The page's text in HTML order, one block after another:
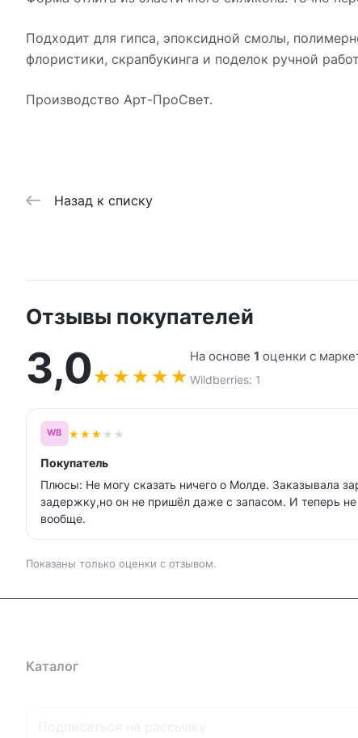
Подходит для гипса, эпоксидной смолы,
флористики, скрапбукинга и поделок ручной
Производство Арт-ПроСвет.
Назад к списку
Отзывы покупателей
3,0★ ★ ★ ★ ★
На основе 1 оценки с
Wildberries: 1
WB ★★★ ★ ★
Покупатель
Плюсы: Не могу сказать ничего о Молде. Заказывала
задержку,но он не пришёл даже с запасом. И теперь не
вообще.
Показаны только оценки с отзывом.
Каталог